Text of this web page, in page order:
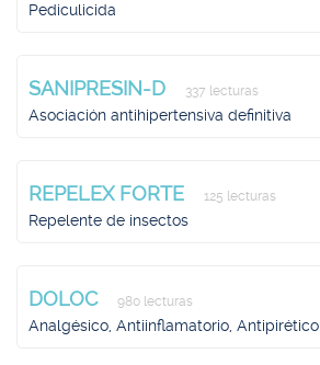
Pediculicida
SANIPRESIN-D 337 lecturas
Asociación antihipertensiva definitiva
REPELEX FORTE 125 lecturas
Repelente de insectos
DOLOC 980 lecturas
Analgésico, Antiinflamatorio, Antipirético